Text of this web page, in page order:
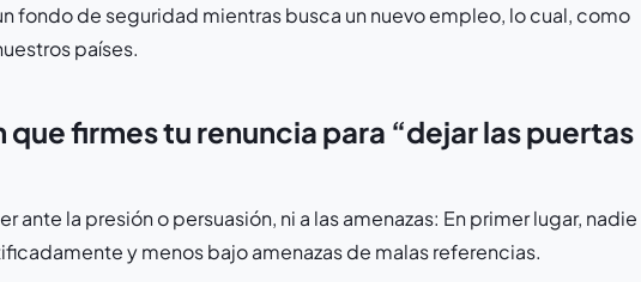
fondo de seguridad mientras busca un nuevo empleo, lo cual, como
países.
que firmes tu renuncia para “dejar las puertas
ante la presión o persuasión, ni a las amenazas: En primer lugar, nadie
y menos bajo amenazas de malas referencias.